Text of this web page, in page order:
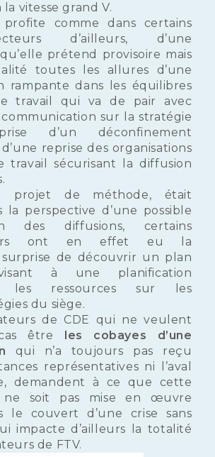
vitesse grand V.
comme dans certains
d’ailleurs, d’une
prétend provisoire mais
toutes les allures d’une
rampante dans les équilibres
travail qui va de pair avec
communication sur la stratégie
d’un déconfinement
reprise des organisations
travail sécurisant la diffusion
projet de méthode, était
la perspective d’une possible
des diffusions, certains
ont en effet eu la
surprise de découvrir un plan
à une planification
les ressources sur les
du siège.
de CDE qui ne veulent
être les cobayes d’une
qui n’a toujours pas reçu
représentatives ni l’aval
demandent à ce que cette
ne soit pas mise en œuvre
le couvert d’une crise sans
impacte d’ailleurs la totalité
de FTV.